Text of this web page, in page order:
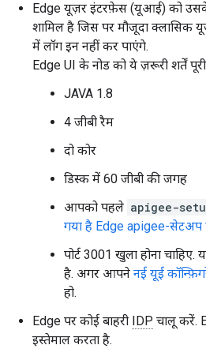
Edge यूज़र इंटरफ़ेस (यूआई) को उसके
शामिल है जिस पर मौजूदा
में लॉग इन नहीं कर पाएंगे.
Edge UI के नोड को ये ज़रूरी शर्तें पूरी
JAVA 1.8
4 जीबी रैम
दो कोर
डिस्क में 60 जीबी की जगह
आपको पहले apigee-
गया है Edge apigee-सेटअप
पोर्ट 3001 खुला होना
है. अगर आपने नई यूई
हो.
Edge पर कोई बाहरी IDP चालू करें.
इस्तेमाल करता है.